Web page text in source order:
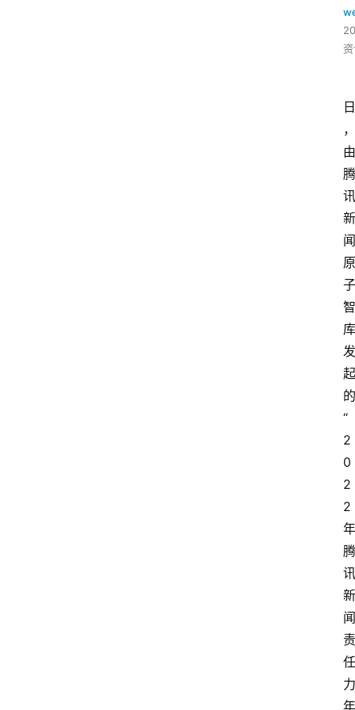
日
，
由
腾
讯
新
闻
原
子
智
库
发
起
的
“
2
0
2
2
年
腾
讯
新
闻
责
任
力
年